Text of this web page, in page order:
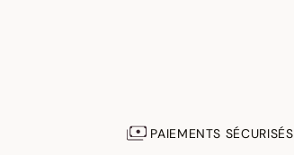
PAIEMENTS SÉCURISÉS